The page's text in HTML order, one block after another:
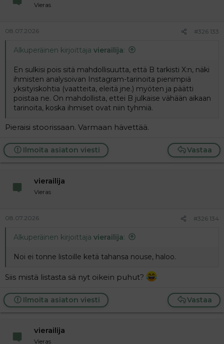
Vieras
08.07.2026 #326 133
Alkuperäinen kirjoittaja vierailija:
En sulkisi pois sitä mahdollisuutta, että B tarkisti X:n, näki
ihmisten analysoivan Instagram-tarinoita pienimpiä
yksityiskohtia (vaatteita, eleitä jne.) myöten ja päätti
poistaa ne. On mahdollista, ettei B julkaise vähään aikaan
tarinoita, koska ihmiset ovat niin tyhmiä.
Pieraisi stoorissaan. Varmaan hävettää.
Vastaa
Ilmoita asiaton viesti
vierailija
Vieras
08.07.2026 #326 134
Alkuperäinen kirjoittaja vierailija:
Noi ei tonne listoille ketä tahansa nouse, haloo.
Siis mistä listasta sä nyt oikein puhut?
Vastaa
Ilmoita asiaton viesti
vierailija
Vieras